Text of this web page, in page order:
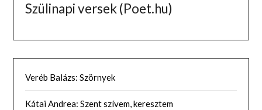
Szülinapi versek (Poet.hu)
Veréb Balázs: Szörnyek
Kátai Andrea: Szent szívem, keresztem